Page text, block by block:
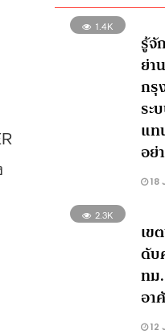
1.4K
รู้จั
ย่า
กรุ
ระ
แท
อย่
18
2.3K
เข
ดับ
ทม
อา
12